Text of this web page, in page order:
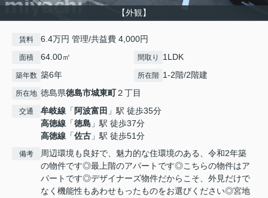
【外観】
賃料 6.4万円 管理/共益費 4,000円
面積 64.00㎡ 間取り 1LDK
築年数 築6年 所在階 1-2階/2階建
所在地 徳島県徳島市城東町２丁目
交通 牟岐線 「 阿波富田 」駅 徒歩35分
高徳線 「徳島 」駅 徒歩37分
高徳線 「佐古 」駅 徒歩51分
備考
周辺環境も良好で、魅力的な住環境のある、令和2年築
の物件です◎最上階のアパートです◎こちらの物件はア
パートです◎デザイナーズ物件だからこそ、外見だけで
なく機能性もあわせもったものをお選びください◎宮地